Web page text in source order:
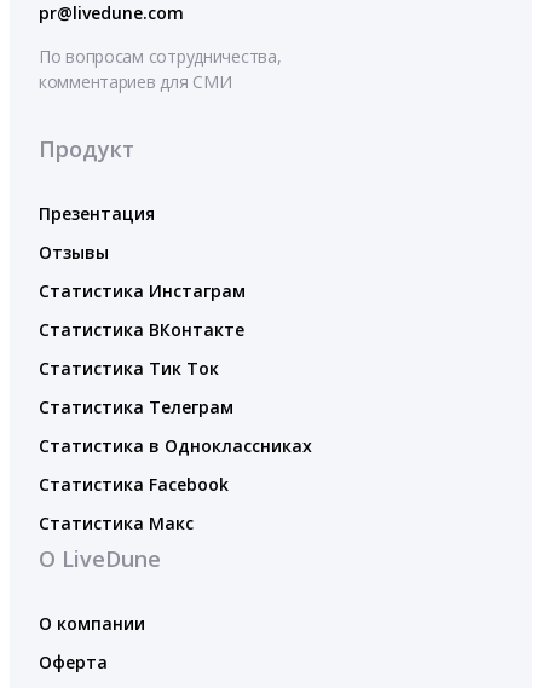
pr@livedune.com
По вопросам сотрудничества,
комментариев для СМИ
Продукт
Презентация
Отзывы
Статистика Инстаграм
Статистика ВКонтакте
Статистика Тик Ток
Статистика Телеграм
Статистика в Одноклассниках
Статистика Facebook
Статистика Макс
О LiveDune
О компании
Оферта